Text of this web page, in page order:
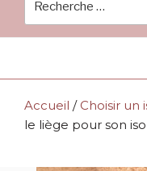
Accueil / Choisir un
le liège pour son